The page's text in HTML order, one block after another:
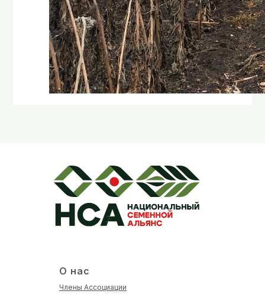
О нас
Члены Ассоциации